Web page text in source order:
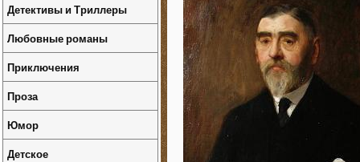
Детективы и Триллеры
Любовные романы
Приключения
Проза
Юмор
Детское